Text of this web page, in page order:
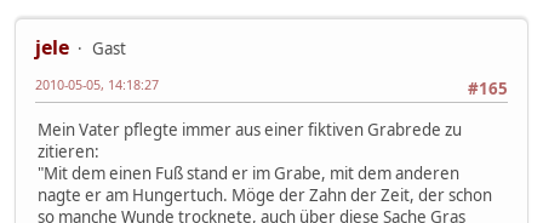
jele
Gast
#165
2010-05-05, 14:18:27
Mein Vater pflegte immer aus einer fiktiven Grabrede zu
zitieren:
"Mit dem einen Fuß stand er im Grabe, mit dem anderen
nagte er am Hungertuch. Möge der Zahn der Zeit, der schon
so manche Wunde trocknete, auch über diese Sache Gras